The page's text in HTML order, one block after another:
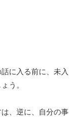
に入る前に、未入
う。
、逆に、自分の事